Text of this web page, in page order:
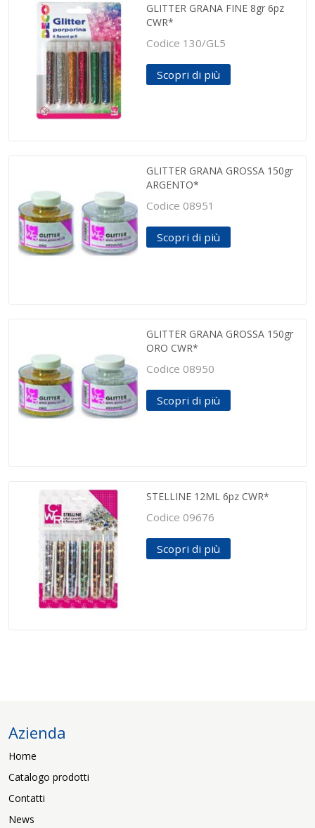
GLITTER GRANA FINE 8gr 6pz
CWR*
Codice 130/GL5
Scopri di più
GLITTER GRANA GROSSA 150gr
ARGENTO*
Codice 08951
Scopri di più
GLITTER GRANA GROSSA 150gr
ORO CWR*
Codice 08950
Scopri di più
STELLINE 12ML 6pz CWR*
Codice 09676
Scopri di più
Azienda
Home
Catalogo prodotti
Contatti
News